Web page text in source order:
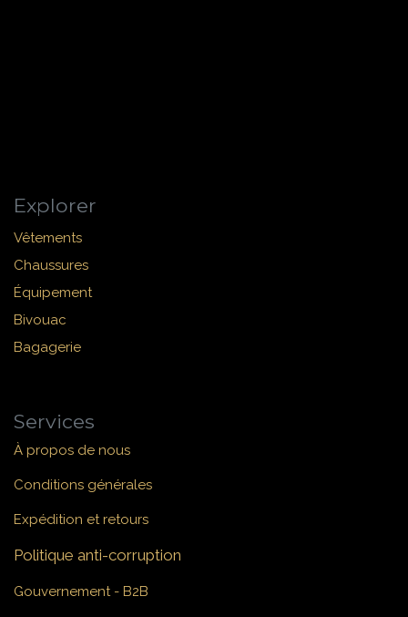
Explorer
Vêtements
Chaussures
Équipement
Bivouac
Bagagerie
Services
À propos de nous
Conditions générales
Expédition et retours
Politique anti-corruption
Gouvernement - B2B